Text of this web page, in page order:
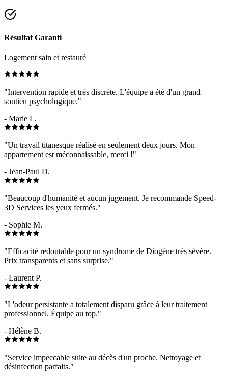
Résultat Garanti
Logement sain et restauré
"Intervention rapide et très discrète. L'équipe a été d'un grand
soutien psychologique."
- Marie L.
"Un travail titanesque réalisé en seulement deux jours. Mon
appartement est méconnaissable, merci !"
- Jean-Paul D.
"Beaucoup d'humanité et aucun jugement. Je recommande Speed-
3D Services les yeux fermés."
- Sophie M.
"Efficacité redoutable pour un syndrome de Diogène très sévère.
Prix transparents et sans surprise."
- Laurent P.
"L'odeur persistante a totalement disparu grâce à leur traitement
professionnel. Équipe au top."
- Hélène B.
"Service impeccable suite au décès d'un proche. Nettoyage et
désinfection parfaits."